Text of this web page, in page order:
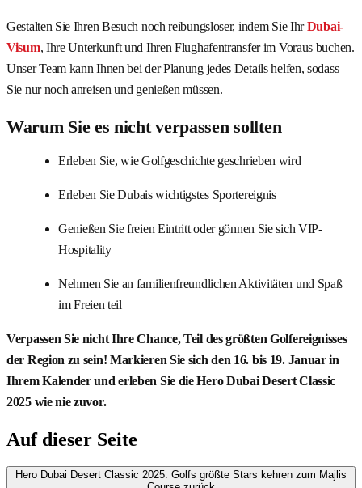
Gestalten Sie Ihren Besuch noch reibungsloser, indem Sie IhrDubai-
Visum, Ihre Unterkunft und Ihren Flughafentransfer im Voraus buchen.
Unser Team kann Ihnen bei der Planung jedes Details helfen, sodass
Sie nur noch anreisen und genießen müssen.
Warum Sie es nicht verpassen sollten
Erleben Sie, wie Golfgeschichte geschrieben wird
Erleben Sie Dubais wichtigstes Sportereignis
Genießen Sie freien Eintritt oder gönnen Sie sich VIP-
Hospitality
Nehmen Sie an familienfreundlichen Aktivitäten und Spaß
im Freien teil
Verpassen Sie nicht Ihre Chance, Teil des größten Golfereignisses
der Region zu sein! Markieren Sie sich den 16. bis 19. Januar in
Ihrem Kalender und erleben Sie die Hero Dubai Desert Classic
2025 wie nie zuvor.
Auf dieser Seite
Hero Dubai Desert Classic 2025: Golfs größte Stars kehren zum Majlis